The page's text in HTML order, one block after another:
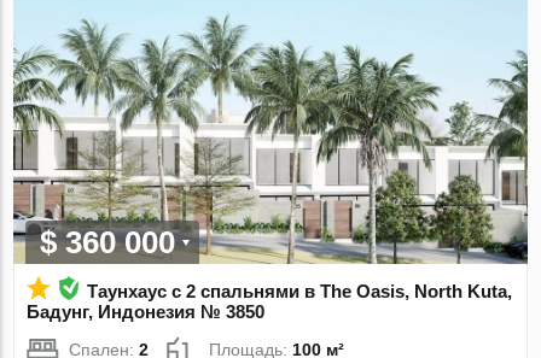
$ 360 000
Таунхаус с 2 спальнями в The Oasis, North Kuta,
Бадунг, Индонезия № 3850
Спален:2 Площадь: 100 м²